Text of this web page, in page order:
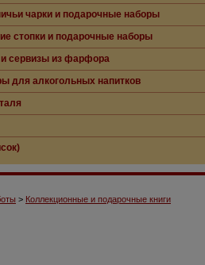
чарки и подарочные наборы
стопки и подарочные наборы
сервизы из фарфора
для алкогольных напитков
> Коллекционные и подарочные книги